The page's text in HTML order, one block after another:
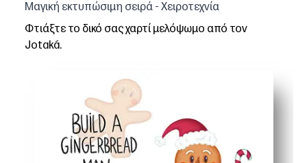
Μαγική εκτυπώσιμη σειρά - Χειροτεχνία
Φτιάξτε το δικό σας χαρτί μελόψωμο από τον
Jotaká.
Εκτυπώστε, κόψτε και κολλήστε σε λίγα λεπτά - χωρίς
Δημιουργήστε λεπτές κινητικές δεξιότητες ενώ
Προσκαλέστε τη δημιουργικότητα καθώς
Ιδανικό για κέντρα, πάρτι ή διασκέδαση στο σπίτι -